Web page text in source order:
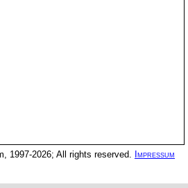
1997-2026; All rights reserved. Impressum